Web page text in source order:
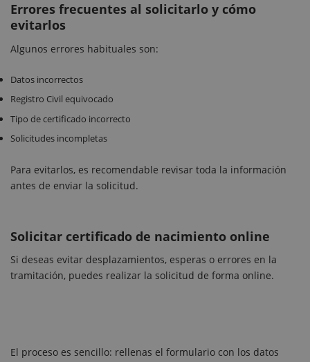
Errores frecuentes al solicitarlo y cómo
evitarlos
Algunos errores habituales son:
Datos incorrectos
Registro Civil equivocado
Tipo de certificado incorrecto
Solicitudes incompletas
Para evitarlos, es recomendable revisar toda la información
antes de enviar la solicitud.
Solicitar certificado de nacimiento online
Si deseas evitar desplazamientos, esperas o errores en la
tramitación, puedes realizar la solicitud de forma online.
El proceso es sencillo: rellenas el formulario con los datos